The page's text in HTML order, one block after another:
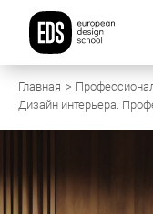
Главная
Дизайн интерьера.